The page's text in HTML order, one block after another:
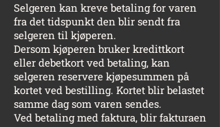
Selgeren kan kreve betaling for varen
fra det tidspunkt den blir sendt fra
selgeren til kjøperen.
Dersom kjøperen bruker kredittkort
eller debetkort ved betaling, kan
selgeren reservere kjøpesummen på
kortet ved bestilling. Kortet blir belastet
samme dag som varen sendes.
Ved betaling med faktura, blir fakturaen